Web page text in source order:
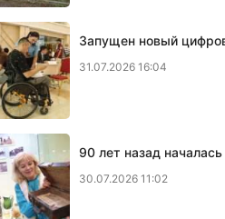
Запущен новый
31.07.2026 16:04
90 лет назад
30.07.2026 11:02